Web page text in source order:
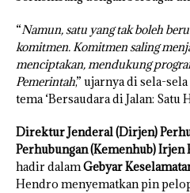
“Namun, satu yang tak boleh
komitmen. Komitmen saling
menciptakan, mendukung
Pemerintah,” ujarnya di sela-
tema ‘Bersaudara di Jalan: Satu
Direktur Jenderal (Dirjen)
Perhubungan (Kemenhub)
hadir dalamGebyar
Hendro menyematkan pin